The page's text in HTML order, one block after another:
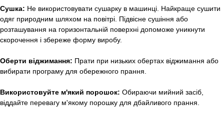
Сушка: Не використовувати сушарку в машинці. Найкраще сушити
одяг природним шляхом на повітрі. Підвісне сушіння або
розташування на горизонтальній поверхні допоможе уникнути
скорочення і збереже форму виробу.
Оберти віджимання: Прати при низьких обертах віджимання або
вибирати програму для обережного прання.
Використовуйте м'який порошок: Обираючи мийний засіб,
віддайте перевагу м'якому порошку для дбайливого прання.